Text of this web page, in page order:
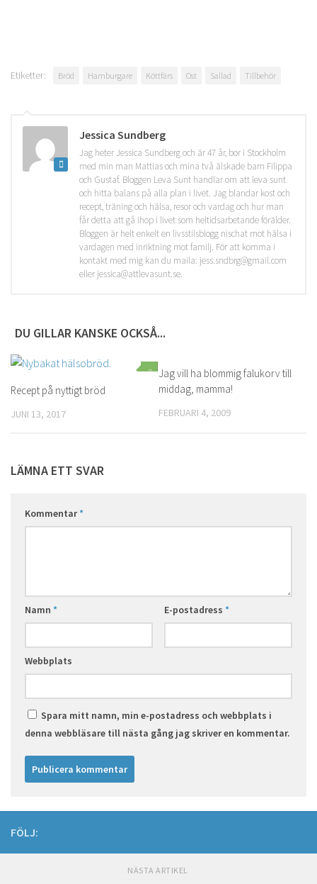
Etiketter: Bröd Hamburgare Köttfärs Ost Sallad Tillbehör
Jessica Sundberg
Jag heter Jessica Sundberg och är 47 år, bor i Stockholm
med min man Mattias och mina två älskade barn Filippa
och Gustaf. Bloggen Leva Sunt handlar om att leva sunt
och hitta balans på alla plan i livet. Jag blandar kost och
recept, träning och hälsa, resor och vardag och hur man
får detta att gå ihop i livet som heltidsarbetande förälder.
Bloggen är helt enkelt en livsstilsblogg nischat mot hälsa i
vardagen med inriktning mot familj. För att komma i
kontakt med mig kan du maila: jess.sndbrg@gmail.com
eller jessica@attlevasunt.se.
DU GILLAR KANSKE OCKSÅ...
0
Recept på nyttigt bröd
JUNI 13, 2017
Jag vill ha blommig falukorv till
middag, mamma!
FEBRUARI 4, 2009
LÄMNA ETT SVAR
Kommentar*
Namn * E-postadress *
Webbplats
Spara mitt namn, min e-postadress och webbplats i
denna webbläsare till nästa gång jag skriver en kommentar.
FÖLJ:
NÄSTA ARTIKEL